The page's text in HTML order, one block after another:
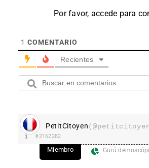
Por favor, accede para
1 COMENTARIO
Recientes
PetitCitoyen
#2162282
Miembro Gurú